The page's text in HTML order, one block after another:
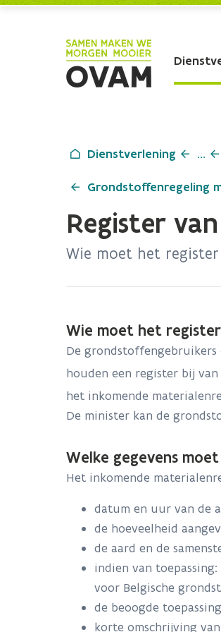
Dienstverlening ...
Grondstoffenregeling
Register
Wie moet het
Wie moet het
De
houden een register bij
het inkomende
De minister kan de
Welke gegevens
Het inkomende
datum en uur van de
de hoeveelheid
de aard en de
indien van
voor Belgische
de beoogde
korte omschrijving